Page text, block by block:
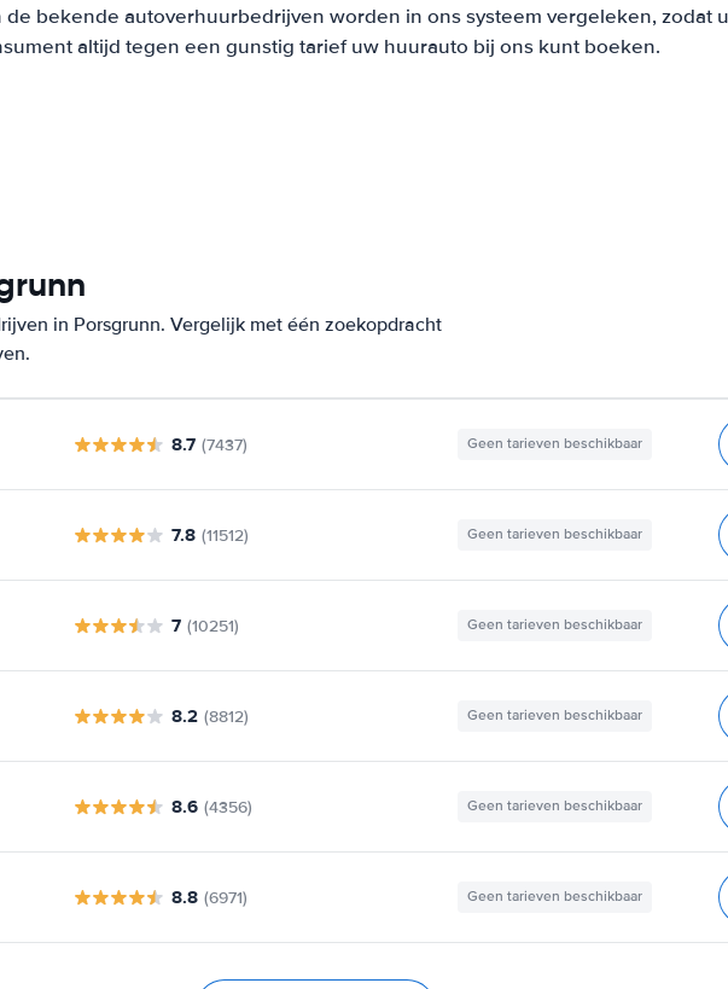
de bekende autoverhuurbedrijven worden in ons systeem vergeleken, zodat
altijd tegen een gunstig tarief uw huurauto bij ons kunt boeken.
in Porsgrunn. Vergelijk met één zoekopdracht
8.7 (7437) Geen tarieven beschikbaar
7.8 (11512) Geen tarieven beschikbaar
7 (10251) Geen tarieven beschikbaar
8.2 (8812) Geen tarieven beschikbaar
8.6 (4356) Geen tarieven beschikbaar
8.8 (6971) Geen tarieven beschikbaar